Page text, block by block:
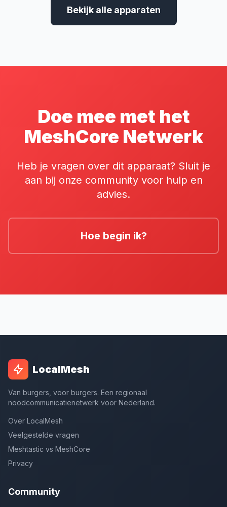
Bekijk alle apparaten
Doe mee met het
MeshCore Netwerk
Heb je vragen over dit apparaat? Sluit je
aan bij onze community voor hulp en
advies.
Hoe begin ik?
LocalMesh
Van burgers, voor burgers. Een regionaal
noodcommunicatienetwerk voor Nederland.
Over LocalMesh
Veelgestelde vragen
Meshtastic vs MeshCore
Privacy
Community